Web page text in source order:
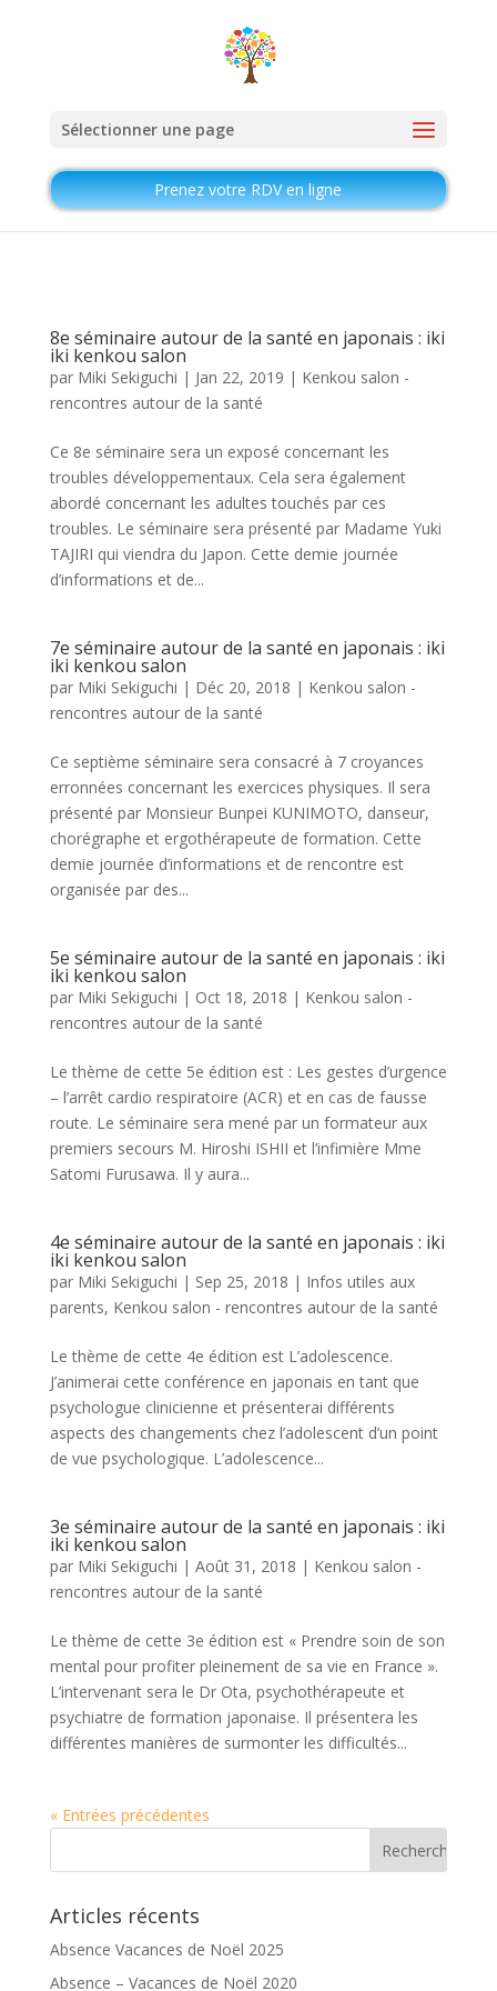
Sélectionner une page
Prenez votre RDV en ligne
8e séminaire autour de la santé en japonais : iki
iki kenkou salon
par Miki Sekiguchi | Jan 22, 2019 | Kenkou salon -
rencontres autour de la santé
Ce 8e séminaire sera un exposé concernant les
troubles développementaux. Cela sera également
abordé concernant les adultes touchés par ces
troubles. Le séminaire sera présenté par Madame Yuki
TAJIRI qui viendra du Japon. Cette demie journée
d’informations et de...
7e séminaire autour de la santé en japonais : iki
iki kenkou salon
par Miki Sekiguchi | Déc 20, 2018 | Kenkou salon -
rencontres autour de la santé
Ce septième séminaire sera consacré à 7 croyances
erronnées concernant les exercices physiques. Il sera
présenté par Monsieur Bunpei KUNIMOTO, danseur,
chorégraphe et ergothérapeute de formation. Cette
demie journée d’informations et de rencontre est
organisée par des...
5e séminaire autour de la santé en japonais : iki
iki kenkou salon
par Miki Sekiguchi | Oct 18, 2018 | Kenkou salon -
rencontres autour de la santé
Le thème de cette 5e édition est : Les gestes d’urgence
– l’arrêt cardio respiratoire (ACR) et en cas de fausse
route. Le séminaire sera mené par un formateur aux
premiers secours M. Hiroshi ISHII et l’infimière Mme
Satomi Furusawa. Il y aura...
4e séminaire autour de la santé en japonais : iki
iki kenkou salon
par Miki Sekiguchi | Sep 25, 2018 | Infos utiles aux
parents, Kenkou salon - rencontres autour de la santé
Le thème de cette 4e édition est L’adolescence.
J’animerai cette conférence en japonais en tant que
psychologue clinicienne et présenterai différents
aspects des changements chez l’adolescent d’un point
de vue psychologique. L’adolescence...
3e séminaire autour de la santé en japonais : iki
iki kenkou salon
par Miki Sekiguchi | Août 31, 2018 | Kenkou salon -
rencontres autour de la santé
Le thème de cette 3e édition est « Prendre soin de son
mental pour profiter pleinement de sa vie en France ».
L’intervenant sera le Dr Ota, psychothérapeute et
psychiatre de formation japonaise. Il présentera les
différentes manières de surmonter les difficultés...
« Entrées précédentes
Articles récents
Absence Vacances de Noël 2025
Absence – Vacances de Noël 2020